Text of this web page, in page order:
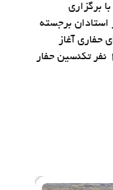
برگزاری
برجسته
حفاری آغاز
خواهد شد که در گام نخست، تربیت ۱۰۰ نفر تکنسین حفار